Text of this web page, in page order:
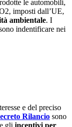
le automobili,
imposti dall’UE,
ambientale. I
indentificare nei
e del preciso
Rilancio sono
gli incentivi per